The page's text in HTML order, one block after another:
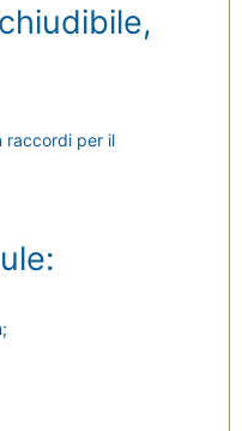
raccordi per il